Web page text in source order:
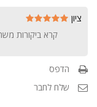
ציון
קרא ביקורות
הדפס
שלח לחבר